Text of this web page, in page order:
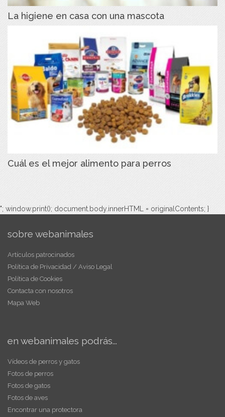
La higiene en casa con una mascota
Cuál es el mejor alimento para perros
"; window.print(); document.body.innerHTML = originalContents; }
sobre webanimales
Artículos patrocinados
Política de Privacidad / Aviso Legal
Política de Cookies
Contacta con nosotros
Mapa Web
en webanimales podrás...
Vídeos de perros y gatos
Fotos de perros
Fotos de gatos
Fotos de aves
Encontrar una protectora